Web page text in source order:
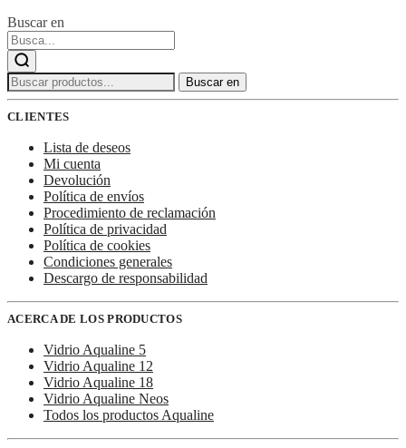
Buscar en
Buscar: Buscar en
CLIENTES
Lista de deseos
Mi cuenta
Devolución
Política de envíos
Procedimiento de reclamación
Política de privacidad
Política de cookies
Condiciones generales
Descargo de responsabilidad
ACERCA DE LOS PRODUCTOS
Vidrio Aqualine 5
Vidrio Aqualine 12
Vidrio Aqualine 18
Vidrio Aqualine Neos
Todos los productos Aqualine